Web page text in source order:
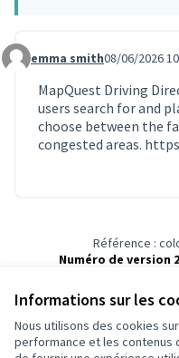
Informations sur les
Nous utilisons des cookies
performance et les contenus
Commentaire 2379
emma smith08/06/2026
MapQuest Driving
users search for and
choose between the
congested areas.
Référence :
Numéro de version 2
Conditions d'utilisation
Paramètres des cookies